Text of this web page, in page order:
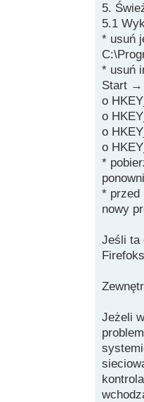
5.
5.1
* usuń
* usuń
Start →
o
o
o
o
*
* przed
nowy
Jeśli ta
Jeżeli